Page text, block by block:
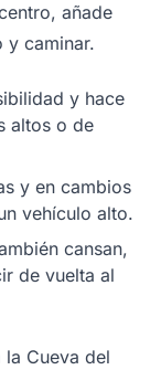
añade
y caminar.
y hace
altos o de
y en cambios
vehículo alto.
cansan,
de vuelta al
Cueva del